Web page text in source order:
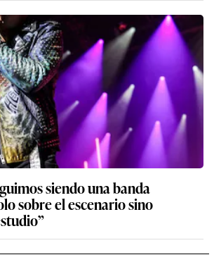
siendo una banda
sobre el escenario sino